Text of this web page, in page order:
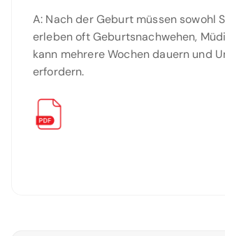
A: Nach der Geburt müssen sowohl
erleben oft Geburtsnachwehen,
kann mehrere Wochen dauern und
erfordern.